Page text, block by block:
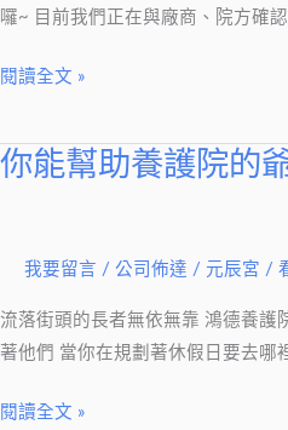
囉~ 目前我們正在與廠商、院方確
麵
集
動
感
閱讀全文 »
你能幫助養護院的
我要留言 / 公司佈達 / 元辰宮 /
流落街頭的長者無依無靠 鴻德養護
著他們 當你在規劃著休假日要去哪
你
護
院
爺
閱讀全文 »